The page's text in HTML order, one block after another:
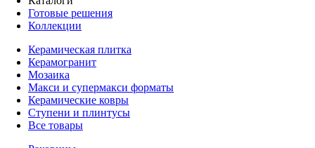
Готовые решения
Коллекции
Керамическая плитка
Керамогранит
Мозаика
Макси и супермакси форматы
Керамические ковры
Ступени и плинтусы
Все товары